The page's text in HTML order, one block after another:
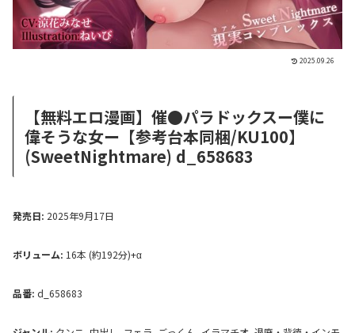
2025.09.26
【無料エロ漫画】催●パラドックスー僕に
偉そうな女ー【参考台本同梱/KU100】
(SweetNightmare) d_658683
発売日: 2025年9月17日
ボリューム: 16本 (約192分)+α
品番: d_658683